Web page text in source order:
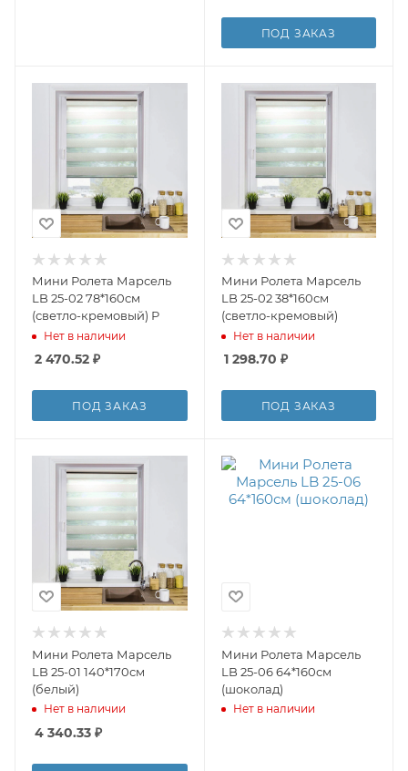
ПОД ЗАКАЗ
Мини Ролета Марсель
LB 25-02 78*160см
(светло-кремовый) Р
Нет в наличии
2 470.52 ₽
ПОД ЗАКАЗ
Мини Ролета Марсель
LB 25-02 38*160см
(светло-кремовый)
Нет в наличии
1 298.70 ₽
ПОД ЗАКАЗ
Мини Ролета Марсель
LB 25-01 140*170см
(белый)
Нет в наличии
4 340.33 ₽
Мини Ролета Марсель
LB 25-06 64*160см
(шоколад)
Нет в наличии